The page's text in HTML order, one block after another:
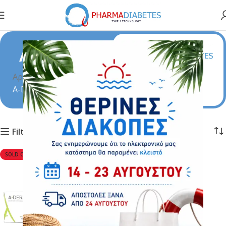
A-Derma
Αρχική σελίδα
A-Derma
Filters
SOLD OUT